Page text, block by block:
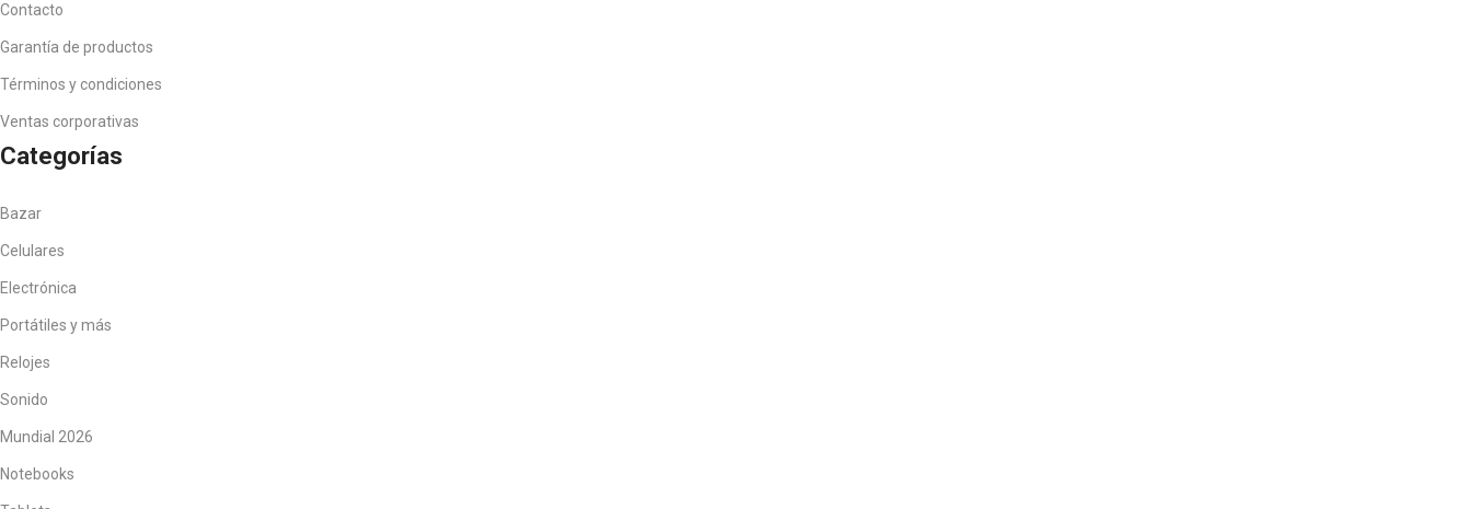
Contacto
Garantía de productos
Términos y condiciones
Ventas corporativas
Categorías
Bazar
Celulares
Electrónica
Portátiles y más
Relojes
Sonido
Mundial 2026
Notebooks